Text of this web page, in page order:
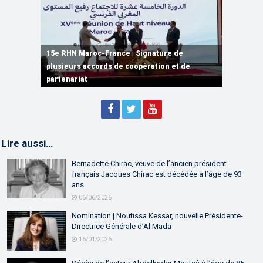
15e RHN Maroc-France | Signature de
plusieurs accords de coopération et de
partenariat
15e RHN Maroc-France | Discours de
Sébastien Lecornu premier ministre français
15e Réunion de Haut Niveau Maroc-France |
Discours de M. Aziz Akhannouch
Lire aussi…
Bernadette Chirac, veuve de l’ancien président
français Jacques Chirac est décédée à l’âge de 93
ans
06/06/2026
Nomination | Noufissa Kessar, nouvelle Présidente-
Directrice Générale d’Al Mada
16/01/2026